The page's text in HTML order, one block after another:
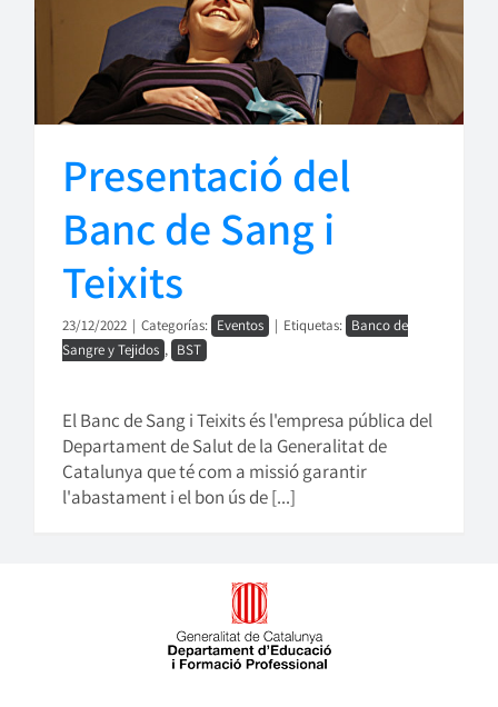
Presentació del
Banc de Sang i
Teixits
23/12/2022 | Categorías: Eventos | Etiquetas: Banco de
Sangre y Tejidos , BST
El Banc de Sang i Teixits és l'empresa pública del
Departament de Salut de la Generalitat de
Catalunya que té com a missió garantir
l'abastament i el bon ús de [...]